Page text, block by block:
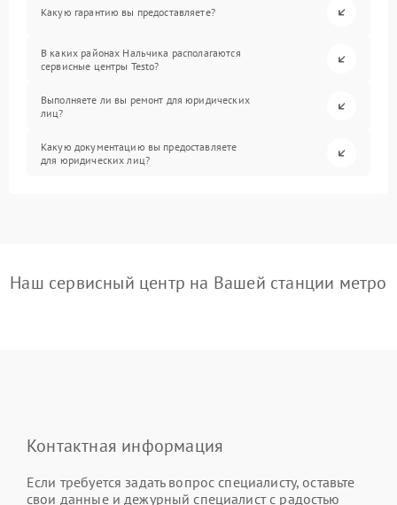
Какую гарантию вы предоставляете?
В каких районах Нальчика располагаются
сервисные центры Testo?
Выполняете ли вы ремонт для юридических
лиц?
Какую документацию вы предоставляете
для юридических лиц?
Наш сервисный центр на Вашей станции метро
Контактная информация
Если требуется задать вопрос специалисту, оставьте
свои данные и дежурный специалист с радостью